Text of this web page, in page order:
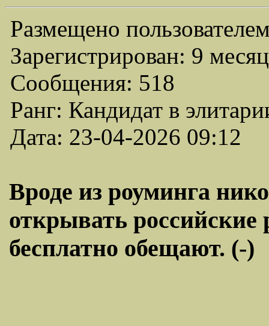
Размещено
Зарегистрирован: 9
Сообщения: 518
Ранг: Кандидат в
Дата: 23-04-2026 09:12
Вроде из роуминга
открывать российские
бесплатно обещают. (-)